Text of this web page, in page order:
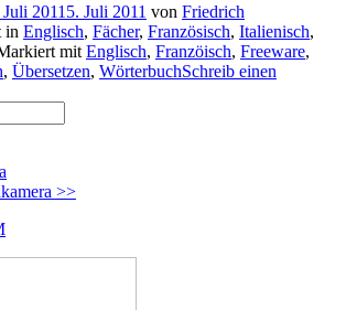
Juli 2011 5. Juli 2011 von Friedrich
in Englisch, Fächer, Französisch, Italienisch,
mit Englisch, Franzöisch, Freeware,
, Übersetzen, WörterbuchSchreib einen
>>